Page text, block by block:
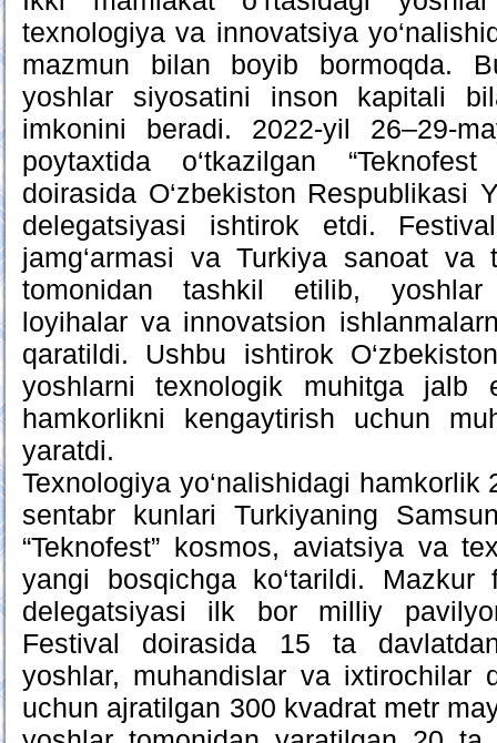
texnologiya va innovatsiya
mazmun bilan boyib bormoqda.
yoshlar siyosatini inson kapitali
imkonini beradi. 2022-yil 26–29-
poytaxtida o‘tkazilgan
doirasida O‘zbekiston Respublikasi
delegatsiyasi ishtirok etdi.
jamg‘armasi va Turkiya sanoat va
tomonidan tashkil etilib, yoshlar
loyihalar va innovatsion
qaratildi. Ushbu ishtirok
yoshlarni texnologik muhitga jalb
hamkorlikni kengaytirish uchun
yaratdi.
Texnologiya yo‘nalishidagi
sentabr kunlari Turkiyaning
“Teknofest” kosmos, aviatsiya va
yangi bosqichga ko‘tarildi. Mazkur
delegatsiyasi ilk bor milliy
Festival doirasida 15 ta
yoshlar, muhandislar va ixtirochilar
uchun ajratilgan 300 kvadrat metr